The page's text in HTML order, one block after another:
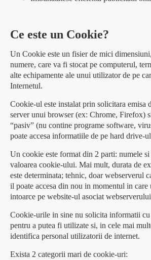
Ce este un Cookie?
Un Cookie este un fisier de mici
numere, care va fi stocat pe computerul,
alte echipamente ale unui utilizator de pe
Internetul.
Cookie-ul este instalat prin solicitara emisa
server unui browser (ex: Chrome, Firefox)
“pasiv” (nu contine programe software,
poate accesa informatiile de pe hard drive-
Un cookie este format din 2 parti: numele
valoarea cookie-ului. Mai mult, durata de
este determinata; tehnic, doar webserverul
il poate accesa din nou in momentul in care
intoarce pe website-ul asociat
Cookie-urile in sine nu solicita informatii cu
pentru a putea fi utilizate si, in cele mai
identifica personal utilizatorii de internet.
Exista 2 categorii mari de cookie-uri: